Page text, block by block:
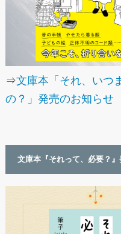
⇒文庫本「それ、いつ
の？」発売のお知らせ
文庫本『それって、必要？』